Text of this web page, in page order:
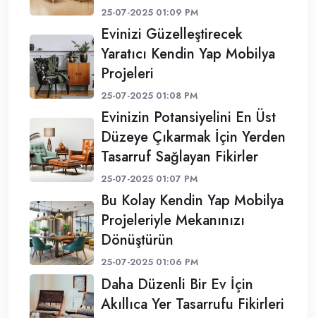
25-07-2025 01:09 PM
Evinizi Güzelleştirecek
Yaratıcı Kendin Yap Mobilya
Projeleri
25-07-2025 01:08 PM
Evinizin Potansiyelini En Üst
Düzeye Çıkarmak İçin Yerden
Tasarruf Sağlayan Fikirler
25-07-2025 01:07 PM
Bu Kolay Kendin Yap Mobilya
Projeleriyle Mekanınızı
Dönüştürün
25-07-2025 01:06 PM
Daha Düzenli Bir Ev İçin
Akıllıca Yer Tasarrufu Fikirleri